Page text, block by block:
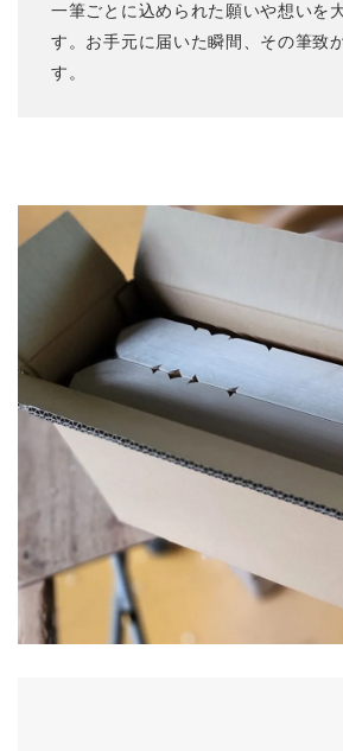
一筆ごとに込められた願いや想いを
す。お手元に届いた瞬間、その筆致
す。